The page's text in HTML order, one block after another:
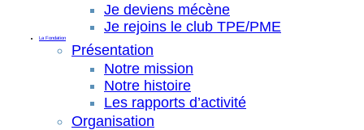
Je deviens mécène
Je rejoins le club TPE/PME
La Fondation
Présentation
Notre mission
Notre histoire
Les rapports d’activité
Organisation